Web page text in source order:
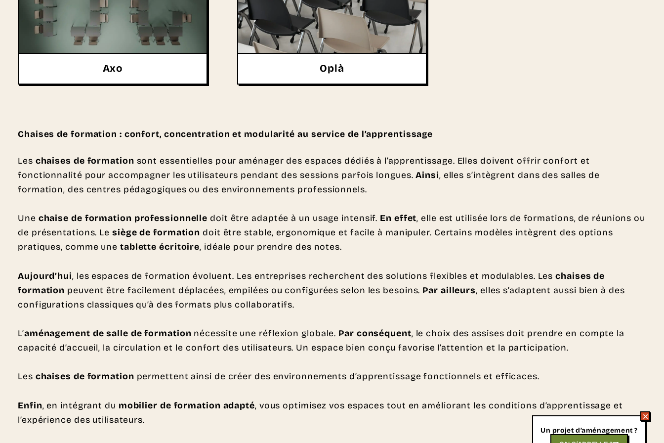
Axo Oplà
Chaises de formation : confort, concentration et modularité au service de l’apprentissage
Les chaises de formation sont essentielles pour aménager des espaces dédiés à l’apprentissage. Elles doivent offrir confort et
fonctionnalité pour accompagner les utilisateurs pendant des sessions parfois longues.Ainsi, elles s’intègrent dans des salles de
formation, des centres pédagogiques ou des environnements professionnels.
Une chaise de formation professionnelle doit être adaptée à un usage intensif. En effet, elle est utilisée lors de formations, de réunions ou
de présentations. Le siège de formation doit être stable, ergonomique et facile à manipuler. Certains modèles intègrent des options
pratiques, comme une tablette écritoire, idéale pour prendre des notes.
Aujourd’hui, les espaces de formation évoluent. Les entreprises recherchent des solutions flexibles et modulables. Leschaises de
formation peuvent être facilement déplacées, empilées ou configurées selon les besoins. Par ailleurs, elles s’adaptent aussi bien à des
configurations classiques qu’à des formats plus collaboratifs.
L’aménagement de salle de formation nécessite une réflexion globale. Par conséquent, le choix des assises doit prendre en compte la
capacité d’accueil, la circulation et le confort des utilisateurs. Un espace bien conçu favorise l’attention et la participation.
Les chaises de formation permettent ainsi de créer des environnements d’apprentissage fonctionnels et efficaces.
Enfin, en intégrant du mobilier de formation adapté, vous optimisez vos espaces tout en améliorant les conditions d’apprentissage et
l’expérience des utilisateurs.
Un projet d’aménagement ?